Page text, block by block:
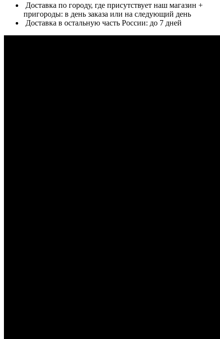
Доставка по городу, где присутствует наш магазин +
пригороды: в день заказа или на следующий день
Доставка в остальную часть России: до 7 дней